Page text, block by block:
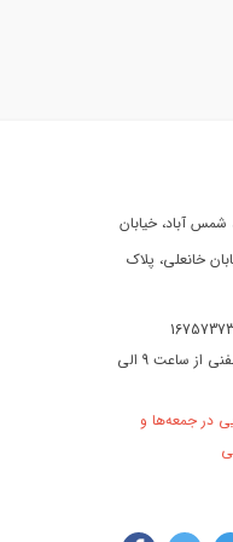
شمس آباد، خیابان
خانعلی، پلاک
پاسخگویی تلفنی از ساعت 9 الی
در جمعه‌ها و